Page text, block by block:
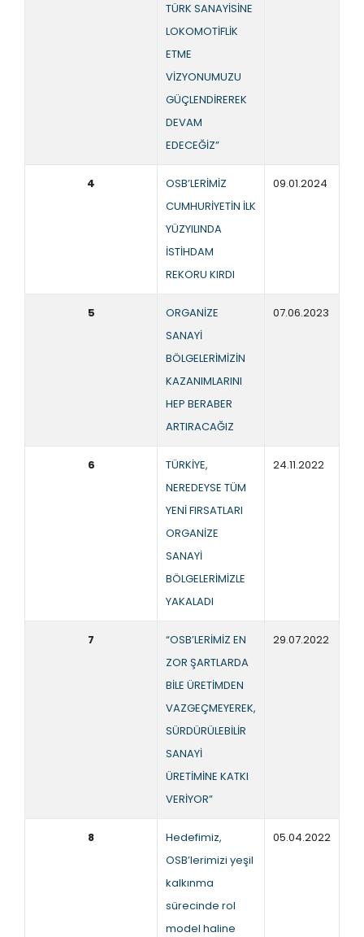
TÜRK SANAYİSİNE
LOKOMOTİFLİK
ETME
VİZYONUMUZU
GÜÇLENDİREREK
DEVAM
EDECEĞİZ”
4
OSB’LERİMİZ
CUMHURİYETİN İLK
YÜZYILINDA
İSTİHDAM
REKORU KIRDI
09.01.2024
5
ORGANİZE
SANAYİ
BÖLGELERİMİZİN
KAZANIMLARINI
HEP BERABER
ARTIRACAĞIZ
07.06.2023
6
TÜRKİYE,
NEREDEYSE TÜM
YENİ FIRSATLARI
ORGANİZE
SANAYİ
BÖLGELERİMİZLE
YAKALADI
24.11.2022
7
“OSB’LERİMİZ EN
ZOR ŞARTLARDA
BİLE ÜRETİMDEN
VAZGEÇMEYEREK,
SÜRDÜRÜLEBİLİR
SANAYİ
ÜRETİMİNE KATKI
VERİYOR”
29.07.2022
8
Hedefimiz,
OSB’lerimizi yeşil
kalkınma
sürecinde rol
model haline
05.04.2022